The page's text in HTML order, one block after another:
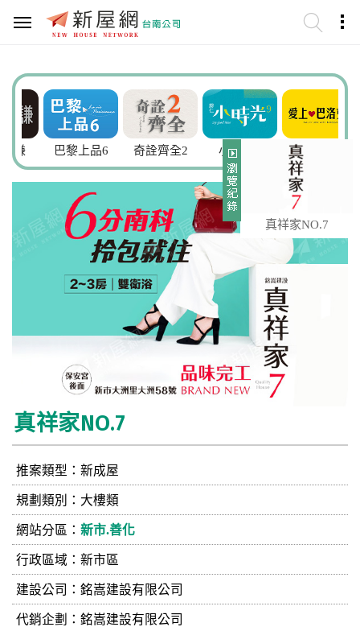
真祥家NO.7
巴黎上品6 奇詮齊全2 小時光9 愛上巴洛克2
真祥家NO.7
推案類型：新成屋
規劃類別：大樓類
網站分區： 新市.善化
行政區域：新市區
建設公司： 銘嵩建設有限公司
代銷企劃：銘嵩建設有限公司